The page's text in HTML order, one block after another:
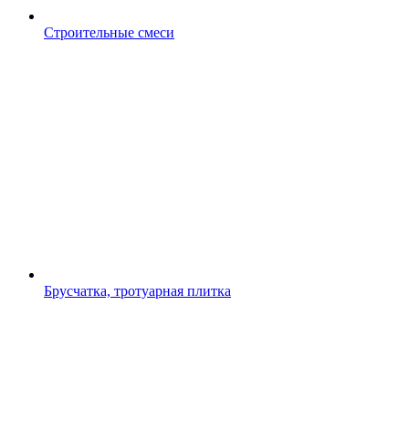
Строительные смеси
Брусчатка, тротуарная плитка